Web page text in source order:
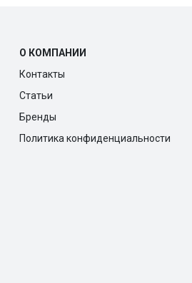
О КОМПАНИИ
Контакты
Статьи
Бренды
Политика конфиденциальности